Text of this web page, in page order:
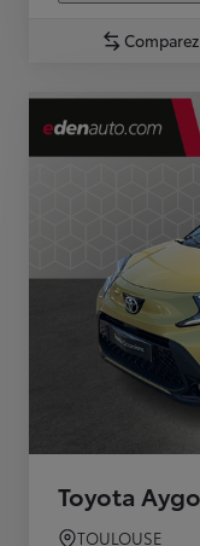
Comparez
Toyota
TOULOUSE